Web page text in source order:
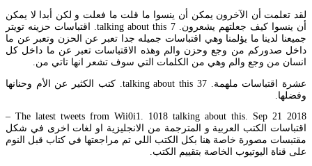
لقد تعلمت أن الآخرون يمكن أن ينسوا ما قلت ما فعلت و لكن أبدا لا يمكن
أن ينسوا كيف جعلتهم يشعرون. 7 talking about this. اقتباسات حزينه تويتر
جميعنا لدينا ما يؤلمنا وهي اقتباسات جميله جدا تعبر عن الحزن وتعبر عن ما
داخل صدوركم من وجع وحزن والم وهذه الاقتباسات تعبر عن ما داخل كل
انسان من وجع والم وهي من الكلمات التي سوف تشعر انها تاتي من.
عشرة اقتباسات ملهمة. 37 talking about this. كتب الكثير عن الأم وحنانها
وفضلها.
The latest tweets from Wii0i1. 1018 talking about this. Sep 21 2018 –
اقتباسات الكتب العربية و المترجمة من الانجليزية او لغات اخرى في شكل
مقتبسات مصورة خاصة هنا بكل الكتب اللي تم مراجعتها في كتاب قبل النوم
على قناة اليوتيوب الخاصة بتقييم الكتب.